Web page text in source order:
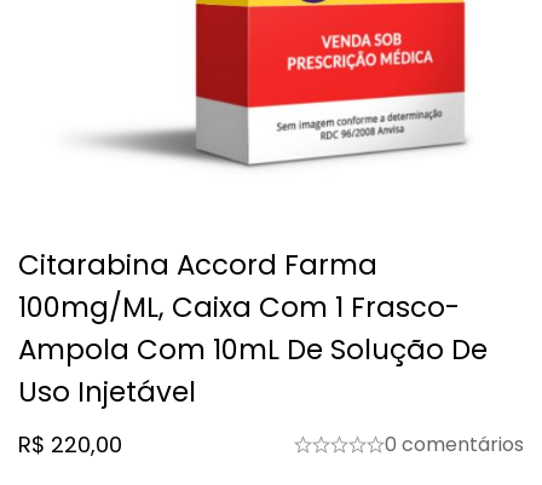
Citarabina Accord Farma
100mg/mL, Caixa Com 1 Frasco-
Ampola Com 10mL De Solução De
Uso Injetável
R$ 220,00 0 comentários